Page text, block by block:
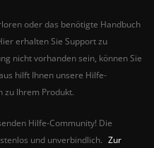
oder das benötigte Handbuch
erhalten Sie Support zu
nicht vorhanden sein, können Sie
hilft Ihnen unsere Hilfe-
zu Ihrem Produkt.
Hilfe-Community! Die
und unverbindlich. Zur